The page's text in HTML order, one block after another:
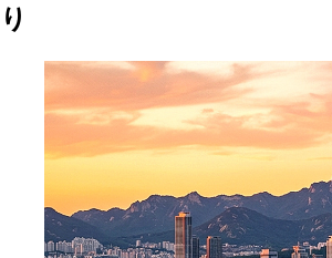
り